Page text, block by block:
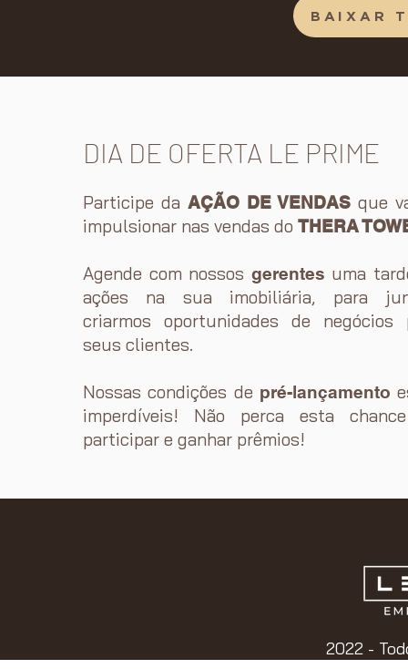
BAIXAR
DIA DE OFERTA LE PRIME
Participe da AÇÃO DE VENDAS que
impulsionar nas vendas do THERA
Agende com nossos gerentes uma
ações na sua imobiliária, para
criarmos oportunidades de negócios
seus clientes.
Nossas condições de pré-lançamento
imperdíveis! Não perca esta
participar e ganhar prêmios!
2022 -